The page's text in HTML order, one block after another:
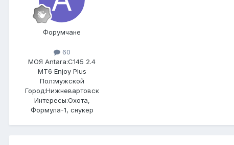
Форумчане
60
МОЯ Antara:C145 2.4
MT6 Enjoy Plus
Пол:мужской
Город:Нижневартовск
Интересы:Охота,
Формула-1, снукер